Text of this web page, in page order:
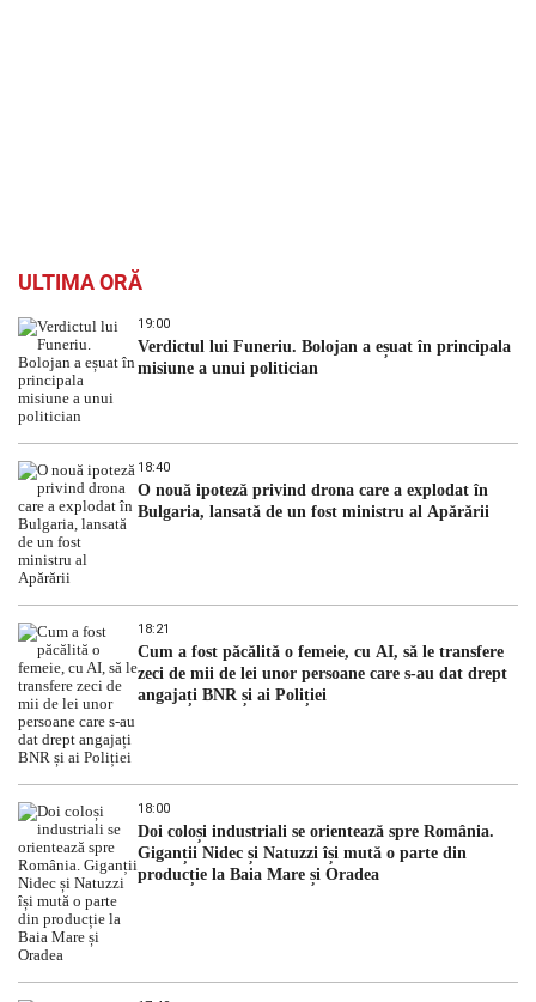
ULTIMA ORĂ
19:00
Verdictul lui Funeriu. Bolojan a eșuat în principala
misiune a unui politician
18:40
O nouă ipoteză privind drona care a explodat în
Bulgaria, lansată de un fost ministru al Apărării
18:21
Cum a fost păcălită o femeie, cu AI, să le transfere
zeci de mii de lei unor persoane care s-au dat drept
angajați BNR și ai Poliției
18:00
Doi coloși industriali se orientează spre România.
Giganții Nidec și Natuzzi își mută o parte din
producție la Baia Mare și Oradea